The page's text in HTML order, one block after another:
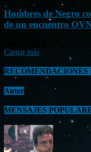
Hombres de Negro
de un encuentro
Cargar más
RECOMENDACIONES
Autor
MENSAJES